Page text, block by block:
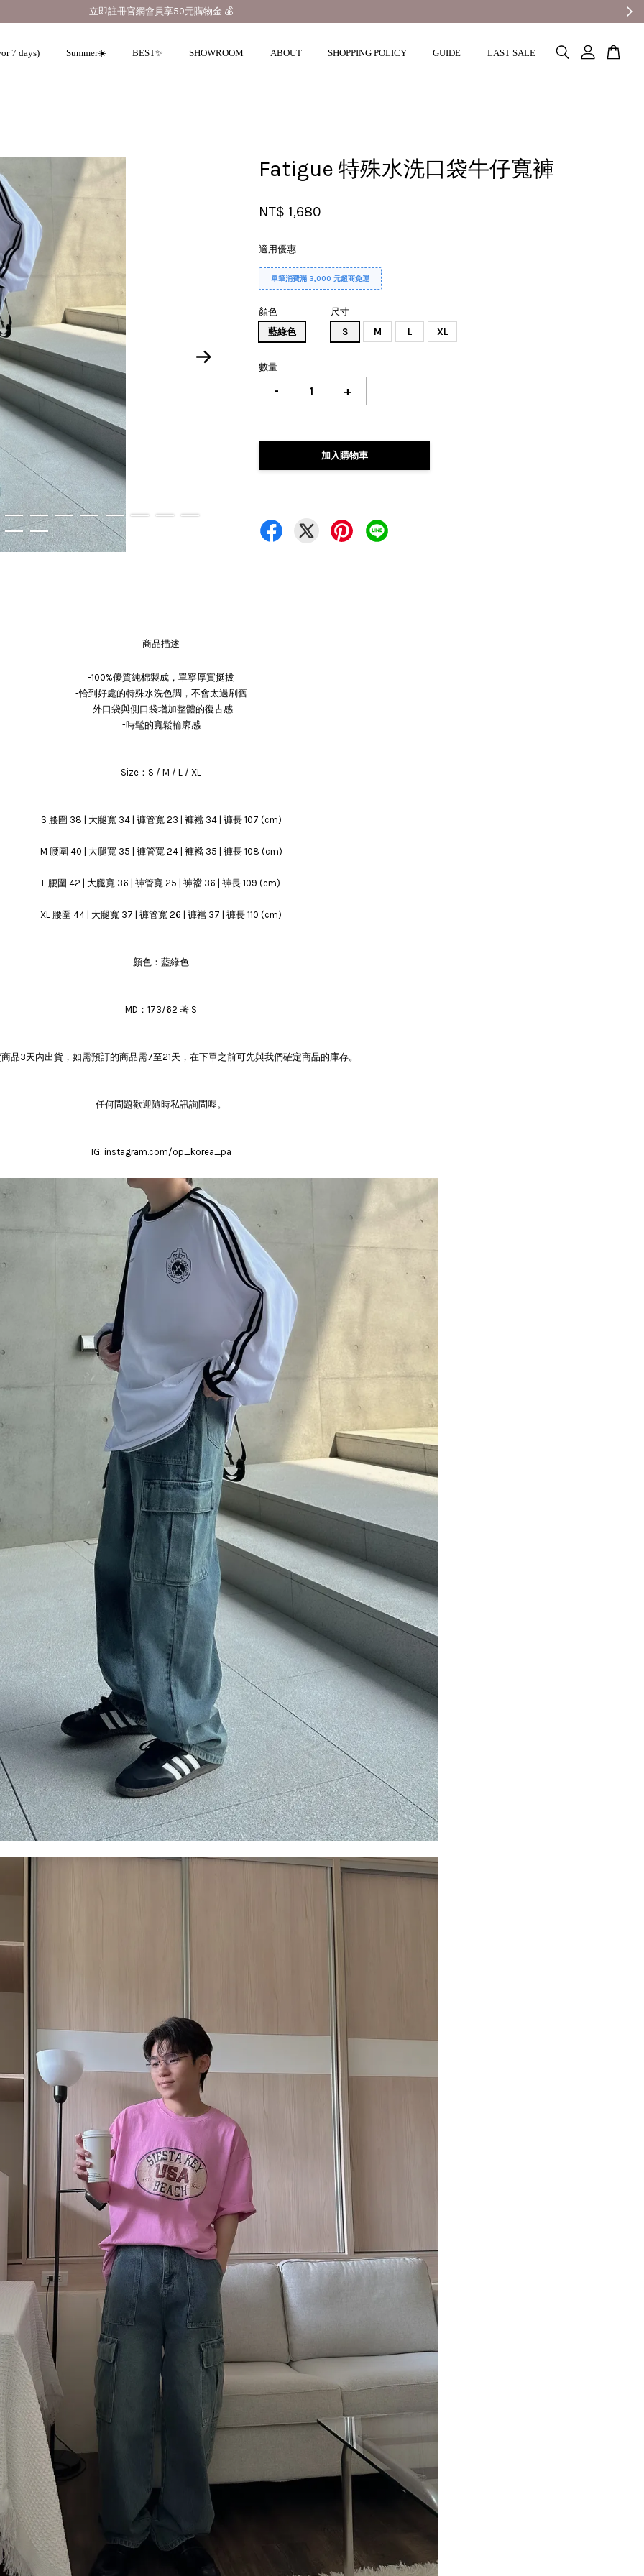
全館滿3000元超商免運 🚚
7 days) Summer☀️ BEST✨ SHOWROOM ABOUT SHOPPING POLICY GUIDE LAST SALE
Fatigue 特殊水洗口袋牛仔寬褲
NT$ 1,680
適用優惠
單筆消費滿 3,000 元超商免運
顏色
藍綠色
尺寸
S
M L XL
數量
- +
加入購物車
商品描述
-100%優質純棉製成，單寧厚實挺拔
-恰到好處的特殊水洗色調，不會太過刷舊
-外口袋與側口袋增加整體的復古感
-時髦的寬鬆輪廓感
Size：S / M / L / XL
S 腰圍 38 | 大腿寬 34 | 褲管寬 23 | 褲襠 34 | 褲長 107 (cm)
M 腰圍 40 | 大腿寬 35 | 褲管寬 24 | 褲襠 35 | 褲長 108 (cm)
L 腰圍 42 | 大腿寬 36 | 褲管寬 25 | 褲襠 36 | 褲長 109 (cm)
XL 腰圍 44 | 大腿寬 37 | 褲管寬 26 | 褲襠 37 | 褲長 110 (cm)
顏色：藍綠色
MD：173/62 著 S
品3天內出貨，如需預訂的商品需7至21天，在下單之前可先與我們確定商品的庫存。
任何問題歡迎隨時私訊詢問喔。
IG: instagram.com/op_korea_pa